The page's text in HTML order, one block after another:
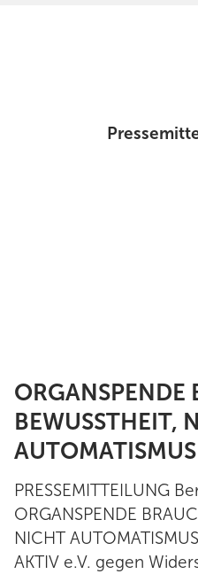
ORGANSPENDE
BEWUSSTHEIT,
AUTOMATISMUS
PRESSEMITTEILUNG
ORGANSPENDE
NICHT
AKTIV e.V. gegen